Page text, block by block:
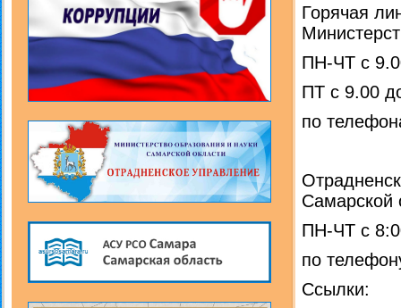
Горячая
ПН-ЧТ с
ПТ с 9.00
по
Самарской
ПН-ЧТ с
по
Ссылки: